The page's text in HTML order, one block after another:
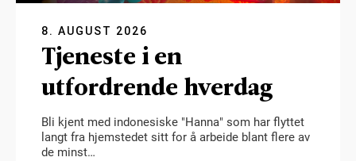
8. AUGUST 2026
Tjeneste i en
utfordrende hverdag
Bli kjent med indonesiske "Hanna" som har flyttet
langt fra hjemstedet sitt for å arbeide blant flere av
de minst…